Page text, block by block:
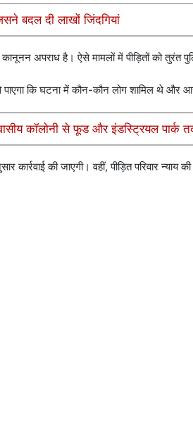
बदल दी लाखों जिंदगियां
अपराध है। ऐसे मामलों में पीड़ितों को तुरंत
कि घटना में कौन-कौन लोग शामिल थे और
कॉलोनी से फूड और इंडस्ट्रियल पार्क
कार्रवाई की जाएगी। वहीं, पीड़ित परिवार न्याय